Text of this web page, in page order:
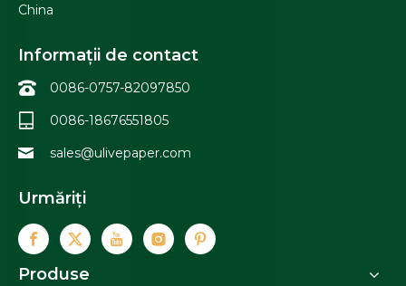
China
Informații de contact
0086-0757-82097850
0086-18676551805
sales@ulivepaper.com
Urmăriți
Produse